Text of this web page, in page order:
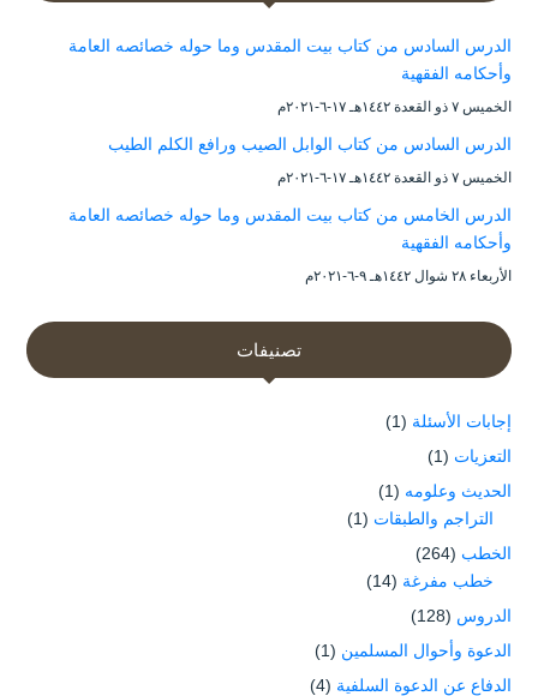
الدرس السادس من كتاب بيت المقدس وما حوله خصائصه العامة
وأحكامه الفقهية
الخميس ۷ ذو القعدة ۱٤٤۲هـ ۱۷-٦-۲۰۲۱م
الدرس السادس من كتاب الوابل الصيب ورافع الكلم الطيب
الخميس ۷ ذو القعدة ۱٤٤۲هـ ۱۷-٦-۲۰۲۱م
الدرس الخامس من كتاب بيت المقدس وما حوله خصائصه العامة
وأحكامه الفقهية
الأربعاء ۲۸ شوال ۱٤٤۲هـ ۹-٦-۲۰۲۱م
تصنيفات
إجابات الأسئلة (1)
التعزيات (1)
الحديث وعلومه (1)
التراجم والطبقات (1)
الخطب (264)
خطب مفرغة (14)
الدروس (128)
الدعوة وأحوال المسلمين (1)
الدفاع عن الدعوة السلفية (4)